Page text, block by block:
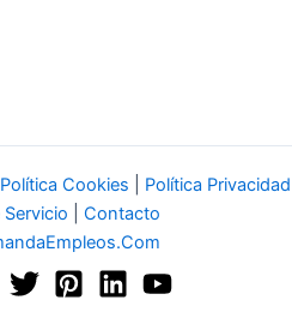
Política Cookies
Política Privacidad
Contacto